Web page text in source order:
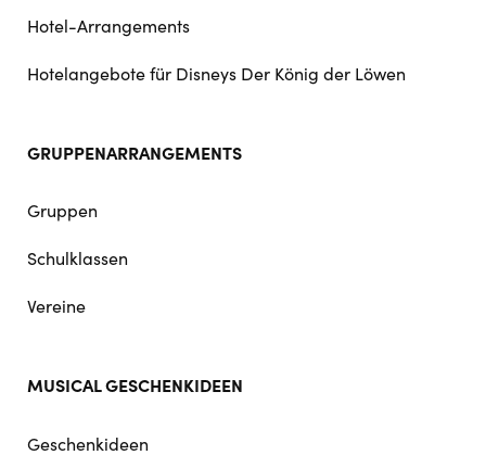
Hotel-Arrangements
Hotelangebote für Disneys Der König der Löwen
GRUPPENARRANGEMENTS
Gruppen
Schulklassen
Vereine
MUSICAL GESCHENKIDEEN
Geschenkideen